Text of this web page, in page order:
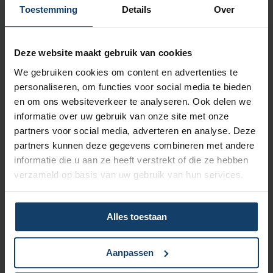
Toestemming Details Over
Deze website maakt gebruik van cookies
We gebruiken cookies om content en advertenties te
personaliseren, om functies voor social media te bieden
en om ons websiteverkeer te analyseren. Ook delen we
informatie over uw gebruik van onze site met onze
partners voor social media, adverteren en analyse. Deze
partners kunnen deze gegevens combineren met andere
informatie die u aan ze heeft verstrekt of die ze hebben
verzameld op basis van uw gebruik van hun services.
Alles toestaan
Aanpassen
Vergoeding tot €250 per kalenderjaar bij pakket Top
Korting op vrijwillig eigen risico
Wil je een lagere zorgpremie? Dan kun je het verplicht eigen
risico van € 385 verhogen met een vrijwillig eigen risico van
maximaal € 500. Hoe hoger het vrijwillig eigen risico, hoe
Meer over het eigen risico